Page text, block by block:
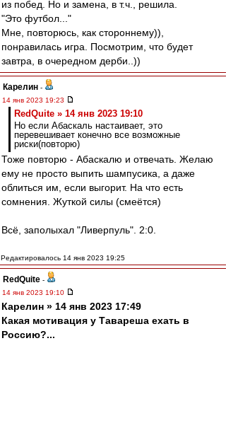
из побед. Но и замена, в т.ч., решила.
"Это футбол..."
Мне, повторюсь, как стороннему)),
понравилась игра. Посмотрим, что будет
завтра, в очередном дерби..))
Карелин -
14 янв 2023 19:23
RedQuite » 14 янв 2023 19:10
Но если Абаскаль настаивает, это
перевешивает конечно все возможные
риски(повторю)
Тоже повторю - Абаскалю и отвечать. Желаю
ему не просто выпить шампусика, а даже
облиться им, если выгорит. На что есть
сомнения. Жуткой силы (смеётся)
Всё, заполыхал "Ливерпуль". 2:0.
Редактировалось 14 янв 2023 19:25
RedQuite -
14 янв 2023 19:10
Карелин » 14 янв 2023 17:49
Какая мотивация у Тавареша ехать в
Россию?...